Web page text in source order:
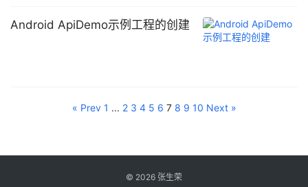
Android ApiDemo示例工程的创建
« Prev 1 ... 2 3 4 5 6 7 8 9 10 Next »
© 2026 张生荣